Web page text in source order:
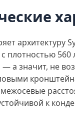
560
а значит, не
к